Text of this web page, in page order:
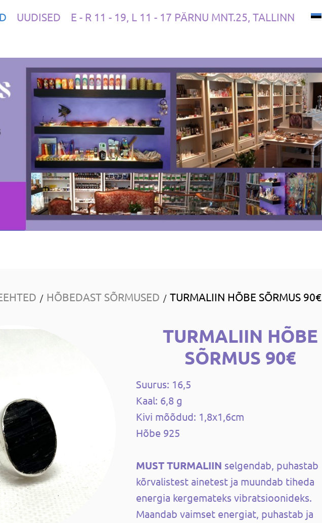
UUDISED E - R 11 - 19, L 11 - 17 PÄRNU MNT.25, TALLINN
/ HÕBEDAST SÕRMUSED / TURMALIIN HÕBE SÕRMUS 90€
TURMALIIN HÕBE
SÕRMUS 90€
Suurus: 16,5
Kaal: 6,8 g
Kivi mõõdud: 1,8x1,6cm
Hõbe 925
MUST TURMALIIN selgendab, puhastab
kõrvalistest ainetest ja muundab tiheda
energia kergemateks vibratsioonideks.
Maandab vaimset energiat, puhastab ja